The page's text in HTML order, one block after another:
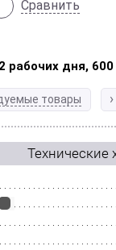
Сравнить
2 рабочих дня, 600
товары
Технические